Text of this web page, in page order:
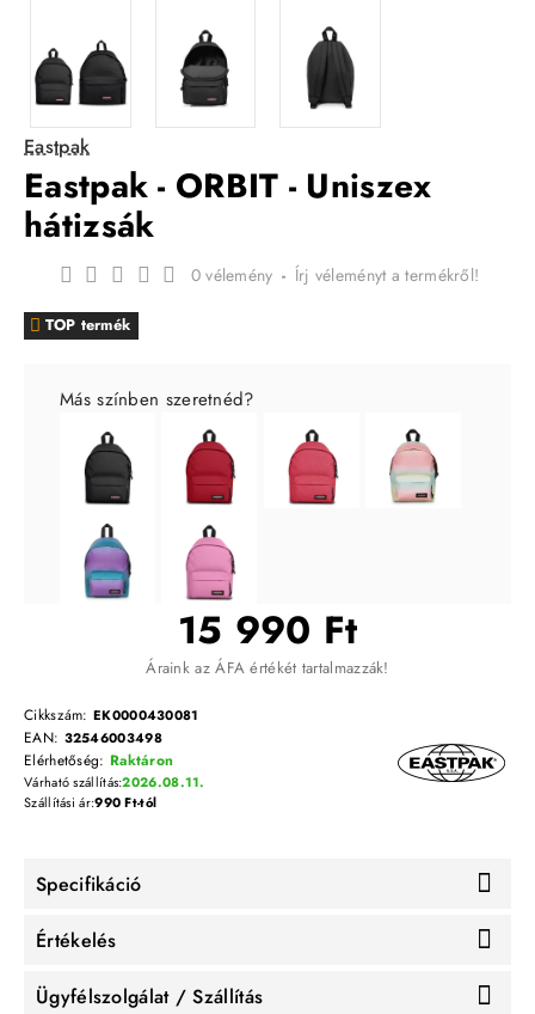
Eastpak
Eastpak - ORBIT - Uniszex
hátizsák
TOP termék
0 vélemény - Írj véleményt a termékről!
15 990 Ft
Áraink az ÁFA értékét tartalmazzák!
Cikkszám: EK0000430081
EAN: 32546003498
Elérhetőség: Raktáron
Várható szállítás:2026.08.11.
Szállítási ár:990 Ft-tól
Más színben szeretnéd?
Specifikáció
Értékelés
Ügyfélszolgálat / Szállítás